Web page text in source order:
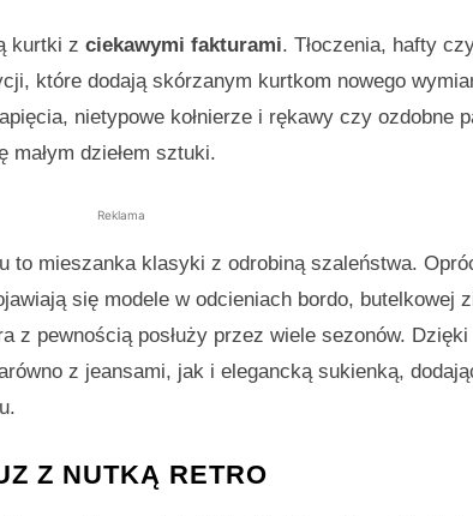
kurtki z ciekawymi fakturami. Tłoczenia, hafty
które dodają skórzanym kurtkom nowego
nietypowe kołnierze i rękawy czy ozdobne
dziełem sztuki.
Reklama
to mieszanka klasyki z odrobiną szaleństwa.
się modele w odcieniach bordo, butelkowej
z pewnością posłuży przez wiele sezonów. Dzięki
z jeansami, jak i elegancką sukienką,
Z NUTKĄ RETRO